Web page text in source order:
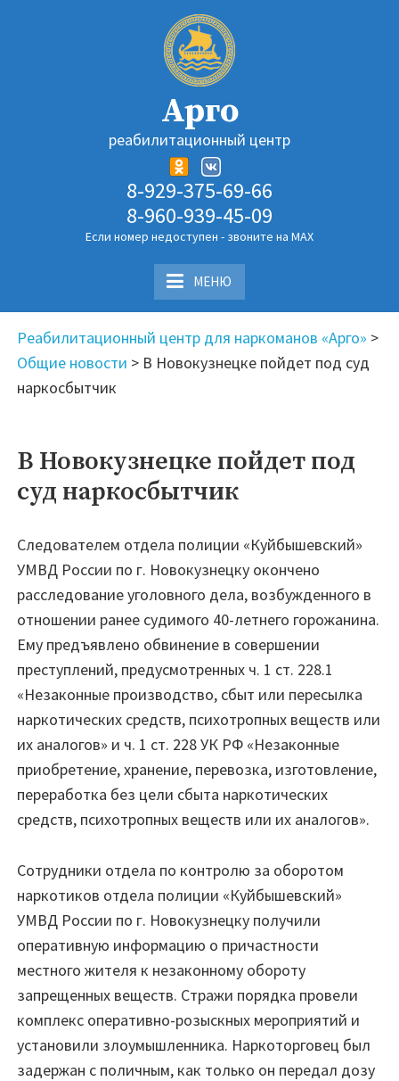
Арго
реабилитационный центр
8-929-375-69-66
8-960-939-45-09
Если номер недоступен - звоните на MAX
МЕНЮ
Реабилитационный центр для наркоманов «Арго» >
Общие новости > В Новокузнецке пойдет под суд
наркосбытчик
В Новокузнецке пойдет под
суд наркосбытчик
Следователем отдела полиции «Куйбышевский»
УМВД России по г. Новокузнецку окончено
расследование уголовного дела, возбужденного в
отношении ранее судимого 40-летнего горожанина.
Ему предъявлено обвинение в совершении
преступлений, предусмотренных ч. 1 ст. 228.1
«Незаконные производство, сбыт или пересылка
наркотических средств, психотропных веществ или
их аналогов» и ч. 1 ст. 228 УК РФ «Незаконные
приобретение, хранение, перевозка, изготовление,
переработка без цели сбыта наркотических
средств, психотропных веществ или их аналогов».
Сотрудники отдела по контролю за оборотом
наркотиков отдела полиции «Куйбышевский»
УМВД России по г. Новокузнецку получили
оперативную информацию о причастности
местного жителя к незаконному обороту
запрещенных веществ. Стражи порядка провели
комплекс оперативно-розыскных мероприятий и
установили злоумышленника. Наркоторговец был
задержан с поличным, как только он передал дозу